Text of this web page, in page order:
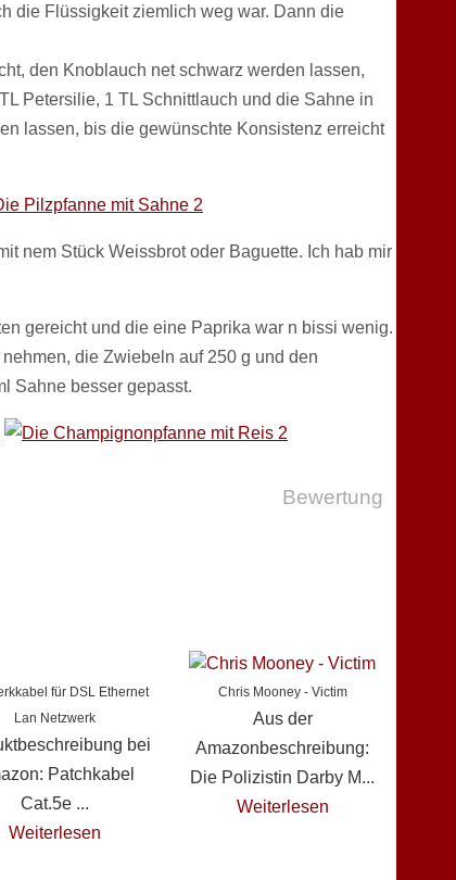
die Flüssigkeit ziemlich weg war. Dann die
den Knoblauch net schwarz werden lassen,
Petersilie, 1 TL Schnittlauch und die Sahne in
lassen, bis die gewünschte Konsistenz erreicht
nem Stück Weissbrot oder Baguette. Ich hab mir
gereicht und die eine Paprika war n bissi wenig.
die Zwiebeln auf 250 g und den
Sahne besser gepasst.
Bewertung
für DSL Ethernet
Lan Netzwerk
bei
Patchkabel
Cat.5e ...
Weiterlesen
Chris Mooney - Victim
Aus der
Amazonbeschreibung:
Die Polizistin Darby M...
Weiterlesen